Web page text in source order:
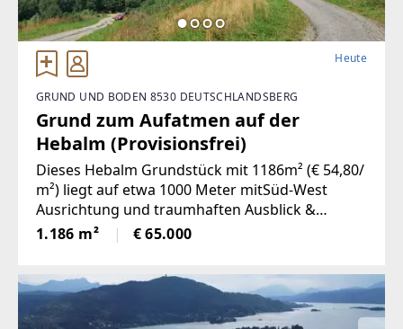
Heute
GRUND UND BODEN 8530 DEUTSCHLANDSBERG
Grund zum Aufatmen auf der
Hebalm (Provisionsfrei)
Dieses Hebalm Grundstück mit 1186m² (€ 54,80/
m²) liegt auf etwa 1000 Meter mitSüd-West
Ausrichtung und traumhaften Ausblick &
Weitsicht! Das Grundstück liegtim Wohngebiet
(mit einer Bebauungsdichte von 0,2-0,3) und ist
1.186 m² € 65.000